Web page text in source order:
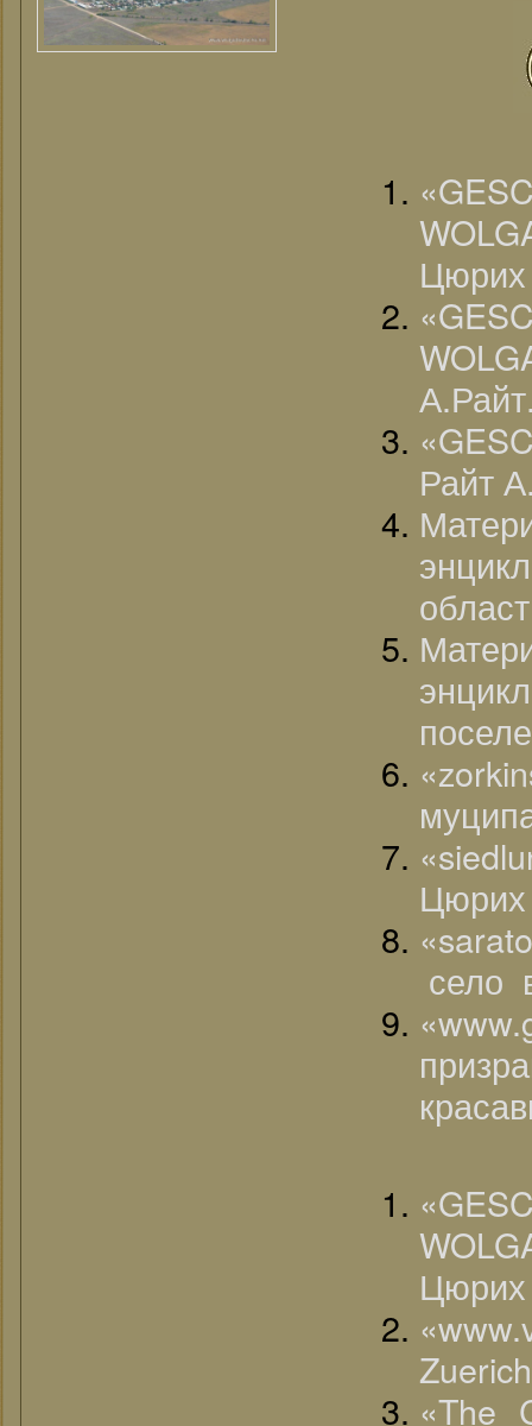
Цюрих
Райт
Цюрих
село
«The